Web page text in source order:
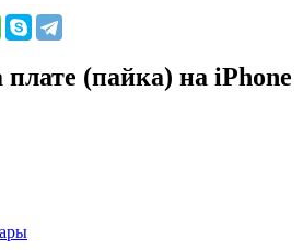
(пайка) на iPhone